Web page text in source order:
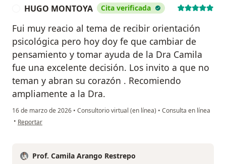
HUGO MONTOYA Cita verificada
Fui muy reacio al tema de recibir orientación
psicológica pero hoy doy fe que cambiar de
pensamiento y tomar ayuda de la Dra Camila
fue una excelente decisión. Los invito a que no
teman y abran su corazón . Recomiendo
ampliamente a la Dra.
16 de marzo de 2026 • Consultorio virtual (en línea) • Consulta en línea
• en opinión del usuario HUGO MONTOYA
Reportar
Prof. Camila Arango Restrepo